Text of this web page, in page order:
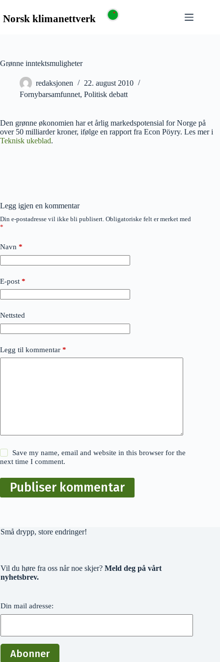
Grønne inntektsmuligheter
redaksjonen
22. august 2010
Fornybarsamfunnet, Politisk debatt
Den grønne økonomien har et årlig markedspotensial for Norge på
over 50 milliarder kroner, ifølge en rapport fra Econ Pöyry. Les mer i
Teknisk ukeblad.
Legg igjen en kommentar
Din e-postadresse vil ikke bli publisert. Obligatoriske felt er merket med
*
Navn *
E-post *
Nettsted
Legg til kommentar *
Save my name, email and website in this browser for the
next time I comment.
Publiser kommentar
Små drypp, store endringer!
Vil du høre fra oss når noe skjer? Meld deg på vårt
nyhetsbrev.
Din mail adresse: